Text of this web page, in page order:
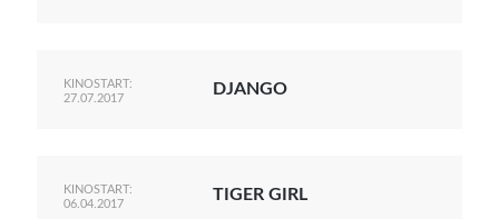
KINOSTART:
27.07.2017
DJANGO
KINOSTART:
06.04.2017
TIGER GIRL